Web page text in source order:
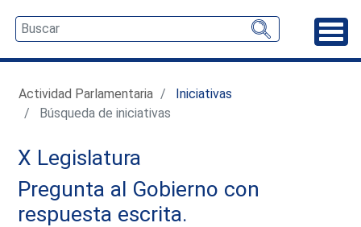
Actividad Parlamentaria
Iniciativas
Búsqueda de iniciativas
X Legislatura
Pregunta al Gobierno con
respuesta escrita.